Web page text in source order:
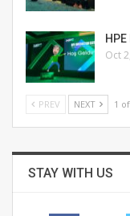
Oct
PREV NEXT 1
STAY WITH US